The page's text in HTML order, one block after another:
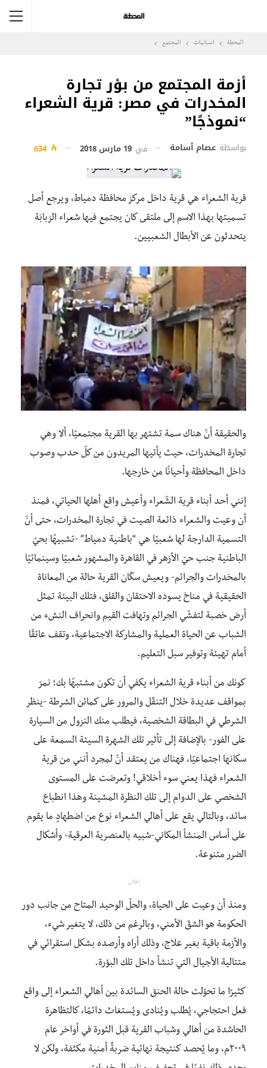
المحطة انسانيات المجتمع
أزمة المجتمع من بؤر تجارة
المخدرات في مصر: قرية الشعراء
“نموذجًا”
بواسطة عصام أسامة في 19 مارس 2018 634
قرية الشعراء هي قرية داخل مركز محافظة دمياط، ويرجع أصل
تسميتها بهذا الاسم إلى ملتقى كان يجتمع فيها شعراء الرَبابَة
يتحدثون عن الأبطال الشعبيين.
والحقيقة أنّ هناك سمة تشتهر بها القرية مجتمعيًا، ألا وهي
تجارة المخدرات، حيث يأتيها المريدون من كلّ حدب وصوب
داخل المحافظة وأحيانًا من خارجها.
إنني أحد أبناء قرية الشّعراء وأعيش واقع أهلها الحياتي، فمنذ
أن وعيت والشعراء ذائعة الصيت في تجارة المخدرات، حتى أنّ
التسمية الدارجة لها شعبيًا هي “باطنية دمياط” -تشبيهًا بحيّ
الباطنية جنب حيّ الأزهر في القاهرة والمشهور شعبيًا وسينمائيًا
بالمخدرات والجرائم- ويعيش سكّان القرية حالة من المعاناة
الحقيقية في مناخ يسوده الاحتقان والقلق، فتلك البيئة تمثل
أرض خصبة لتفشّي الجرائم وتهافت القيم وانحراف النشء من
الشباب عن الحياة العملية والمشاركة الاجتماعية، وتقف عائقًا
أمام تهيئة وتوفير سبل التعليم.
كونك من أبناء قرية الشعراء يكفي أن تكون مشتبهًا بك؛ نمرّ
بمواقف عديدة خلال التنقّل والمرور على كمائن الشرطة -ينظر
الشرطي في البطاقة الشخصية، فيطلب منك النزول من السيارة
على الفور- بالإضافة إلى تأثير تلك الشهرة السيئة السمعة على
سكانها اجتماعيًا، فهناك من يعتقد أنّ لمجرد أنني من قرية
الشعراء فهذا يعني سوء أخلاقي! وتعرضت على المستوى
الشخصي على الدوام إلى تلك النظرة المشينة وهذا انطباع
سائد، وبالتالي يقع على أهالي الشعراء نوع من اضطهادٍ ما يقوم
على أساس المنشأ المكاني-شبيه بالعنصرية العرقية- وأشكال
الضرر متنوعة.
إعلان
ومنذ أن وعيت على الحياة، والحلّ الوحيد المتاح من جانب دور
الحكومة هو الشقّ الأمني، وبالرغم من ذلك، لا يتغير شيء،
والأزمة باقية بغير علاج، وذلك أراه وأرصده بشكل استقرائي في
متتالية الأجيال التي تنشأ داخل تلك البؤرة.
كثيرًا ما تحوّلت حالة الحنق السائدة بين أهالي الشعراء إلى واقع
فعل احتجاجي، يُطلب ويُنادى ويُستغاث دائمًا، كالتظاهرة
الحاشدة من أهالي وشباب القرية قبل الثورة في أواخر عام
٢٠٠٩م، وما يُحصد كنتيجة نهائية ضربةٌ أمنية مكثفة، ولكن لا